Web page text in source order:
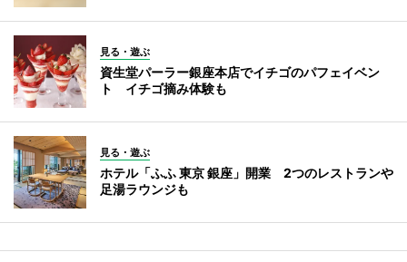
見る・遊ぶ
資生堂パーラー銀座本店でイチゴのパフェイベン
ト イチゴ摘み体験も
見る・遊ぶ
ホテル「ふふ 東京 銀座」開業 2つのレストランや
足湯ラウンジも